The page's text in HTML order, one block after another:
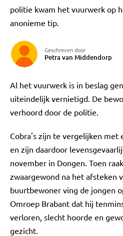
politie kwam het vuurwerk op
anonieme tip.
Geschreven door
Petra van Middendorp
Al het vuurwerk is in beslag
uiteindelijk vernietigd. De
verhoord door de politie.
Cobra's zijn te vergelijken met
en zijn daardoor
november in Dongen. Toen
zwaargewond na het afsteken
buurtbewoner ving de jongen
Omroep Brabant dat hij
verloren, slecht hoorde en
gezicht.